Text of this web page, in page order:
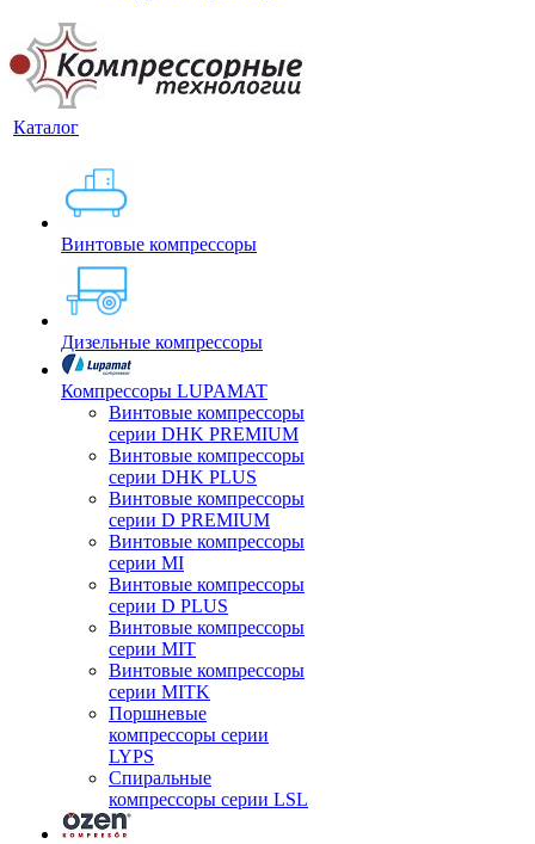
Каталог
Винтовые компрессоры
Дизельные компрессоры
Компрессоры LUPAMAT
Винтовые компрессоры
серии DHK PREMIUM
Винтовые компрессоры
серии DHK PLUS
Винтовые компрессоры
серии D PREMIUM
Винтовые компрессоры
серии MI
Винтовые компрессоры
серии D PLUS
Винтовые компрессоры
серии MIT
Винтовые компрессоры
серии MITK
Поршневые
компрессоры серии
LYPS
Спиральные
компрессоры серии LSL